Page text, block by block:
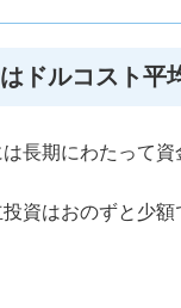
ドルコスト平
長期にわたって資
資はおのずと少額